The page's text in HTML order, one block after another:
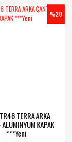
%20
TERRA ARKA
ALUMINYUM KAPAK
***Yeni